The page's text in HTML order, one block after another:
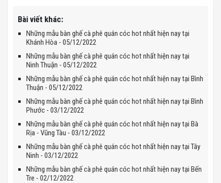
Bài viết khác:
Những mẫu bàn ghế cà phê quán cóc hot nhất hiện nay tại
Khánh Hòa - 05/12/2022
Những mẫu bàn ghế cà phê quán cóc hot nhất hiện nay tại
Ninh Thuận - 05/12/2022
Những mẫu bàn ghế cà phê quán cóc hot nhất hiện nay tại Bình
Thuận - 05/12/2022
Những mẫu bàn ghế cà phê quán cóc hot nhất hiện nay tại Bình
Phước - 03/12/2022
Những mẫu bàn ghế cà phê quán cóc hot nhất hiện nay tại Bà
Rịa - Vũng Tàu - 03/12/2022
Những mẫu bàn ghế cà phê quán cóc hot nhất hiện nay tại Tây
Ninh - 03/12/2022
Những mẫu bàn ghế cà phê quán cóc hot nhất hiện nay tại Bến
Tre - 02/12/2022